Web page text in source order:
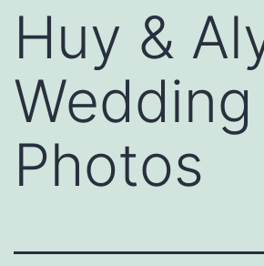
Huy &
Wedding
Photos